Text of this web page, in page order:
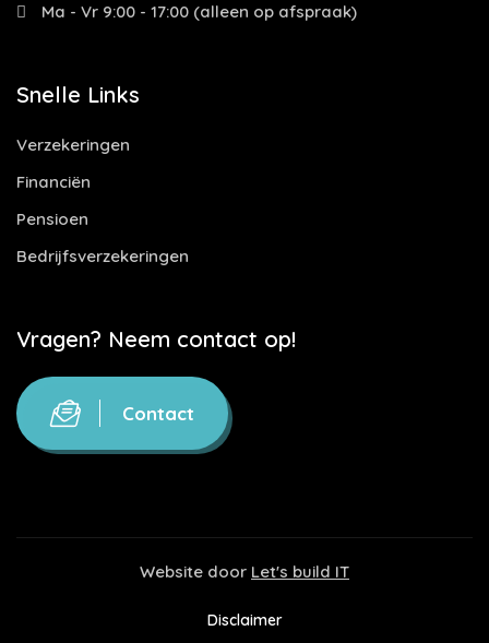
Ma - Vr 9:00 - 17:00 (alleen op afspraak)
Snelle Links
Verzekeringen
Financiën
Pensioen
Bedrijfsverzekeringen
Vragen? Neem contact op!
Contact
Website door Let's build IT
Disclaimer